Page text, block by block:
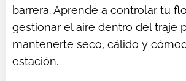
barrera. Aprende a controlar tu
gestionar el aire dentro del traje
mantenerte seco, cálido y
estación.